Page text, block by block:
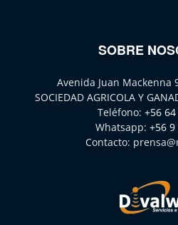
SOBRE
Avenida Juan Mackenna
SOCIEDAD AGRICOLA Y
Teléfono: +56
Whatsapp: +56 9
Contacto: